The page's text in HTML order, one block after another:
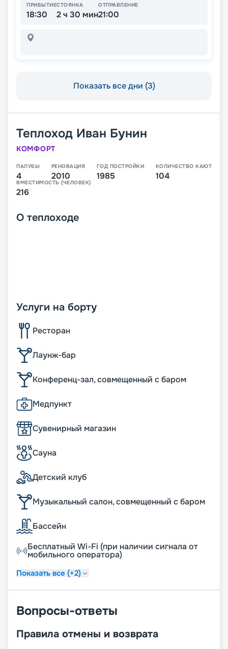
ПРИБЫТИЕ
18:30
СТОЯНКА
2 ч 30 мин
ОТПРАВЛЕНИЕ
21:00
Показать все дни (3)
Теплоход Иван Бунин
КОМФОРТ
ПАЛУБЫ
4
РЕНОВАЦИЯ
2010
ГОД ПОСТРОЙКИ
1985
КОЛИЧЕСТВО КАЮТ
104
ВМЕСТИМОСТЬ (ЧЕЛОВЕК)
216
О теплоходе
Услуги на борту
Ресторан
Лаунж-бар
Конференц-зал, совмещенный с баром
Медпункт
Сувенирный магазин
Сауна
Детский клуб
Музыкальный салон, совмещенный с баром
Бассейн
Бесплатный Wi-Fi (при наличии сигнала от
мобильного оператора)
Показать все (+2)
Вопросы-ответы
Правила отмены и возврата